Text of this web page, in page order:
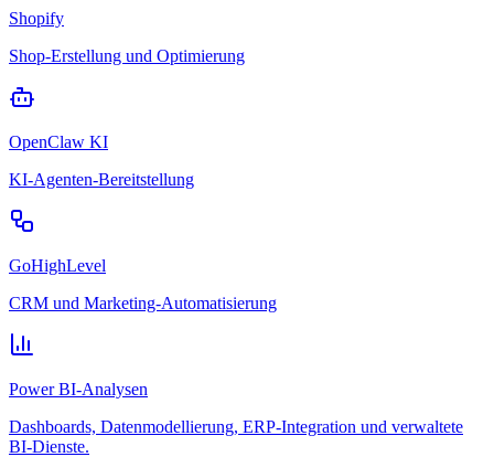
Shopify
Shop-Erstellung und Optimierung
OpenClaw KI
KI-Agenten-Bereitstellung
GoHighLevel
CRM und Marketing-Automatisierung
Power BI-Analysen
Dashboards, Datenmodellierung, ERP-Integration und verwaltete
BI-Dienste.